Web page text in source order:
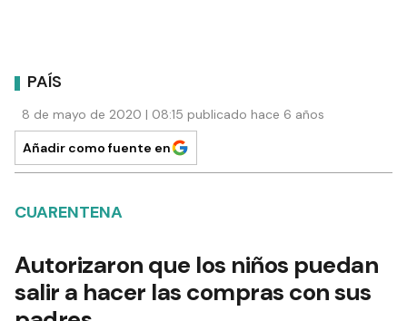
PAÍS
8 de mayo de 2020 | 08:15 publicado hace 6 años
Añadir como fuente en
CUARENTENA
Autorizaron que los niños puedan
salir a hacer las compras con sus